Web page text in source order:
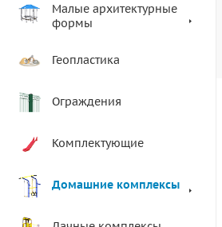
Малые архитектурные
формы
Геопластика
Ограждения
Комплектующие
Домашние комплексы